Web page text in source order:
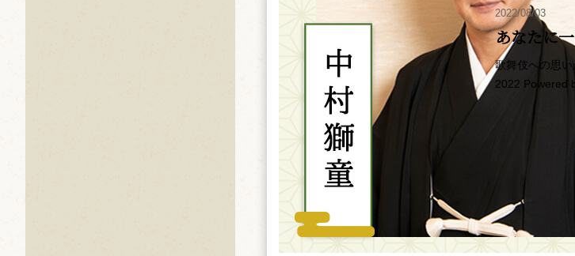
2022/08/03
あなたに
歌舞伎への思
2022 Powered